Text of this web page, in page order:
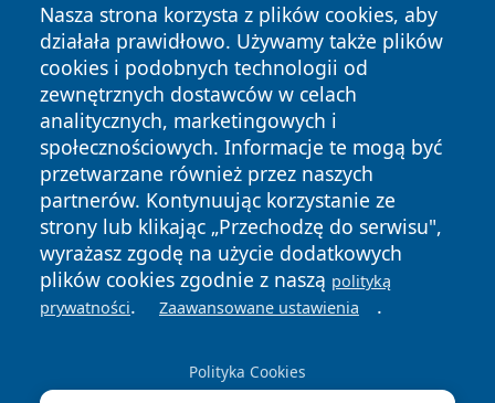
Nasza strona korzysta z plików cookies, aby
działała prawidłowo. Używamy także plików
cookies i podobnych technologii od
zewnętrznych dostawców w celach
analitycznych, marketingowych i
społecznościowych. Informacje te mogą być
przetwarzane również przez naszych
partnerów. Kontynuując korzystanie ze
strony lub klikając „Przechodzę do serwisu",
wyrażasz zgodę na użycie dodatkowych
plików cookies zgodnie z naszą polityką
prywatności. Zaawansowane ustawienia .
Polityka Cookies
Copyright © 2026 swidnicanews.pl Wszystkie prawa
zastrzeżone.
News Autorzy
Polityka
Prywatności
Polityka
Cookies